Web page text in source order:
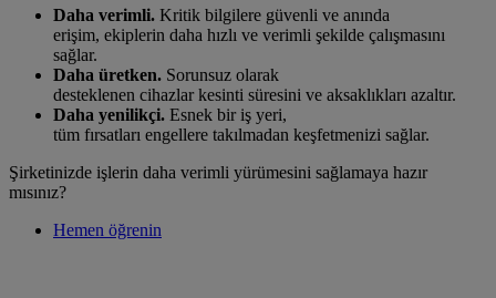
Daha verimli. Kritik bilgilere güvenli ve anında
erişim, ekiplerin daha hızlı ve verimli şekilde çalışmasını
sağlar.
Daha üretken. Sorunsuz olarak
desteklenen cihazlar kesinti süresini ve aksaklıkları azaltır.
Daha yenilikçi. Esnek bir iş yeri,
tüm fırsatları engellere takılmadan keşfetmenizi sağlar.
Şirketinizde işlerin daha verimli yürümesini sağlamaya hazır
mısınız?
Hemen öğrenin